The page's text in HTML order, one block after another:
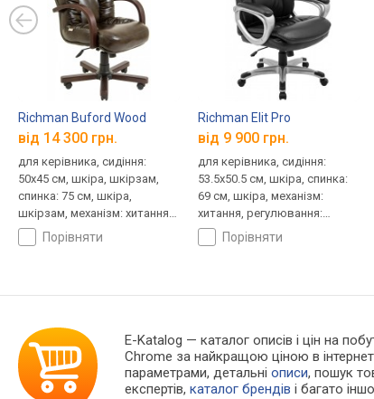
Richman Buford Wood
від 14 300 грн.
для керівника, сидіння:
50x45 см, шкіра, шкірзам,
спинка: 75 см, шкіра,
шкірзам, механізм: хитання,
регулювання: висоти,
жорсткості
порівняти
Richman Elit Pro
від 9 900 грн.
для керівника, сидіння:
53.5x50.5 см, шкіра, спинка:
69 см, шкіра, механізм:
хитання, регулювання:
висоти, жорсткості
порівняти
E-Katalog — каталог описів і цін на
Chrome за найкращою ціною в
параметрами, детальніописи, пошук
експертів,каталог брендів і багато